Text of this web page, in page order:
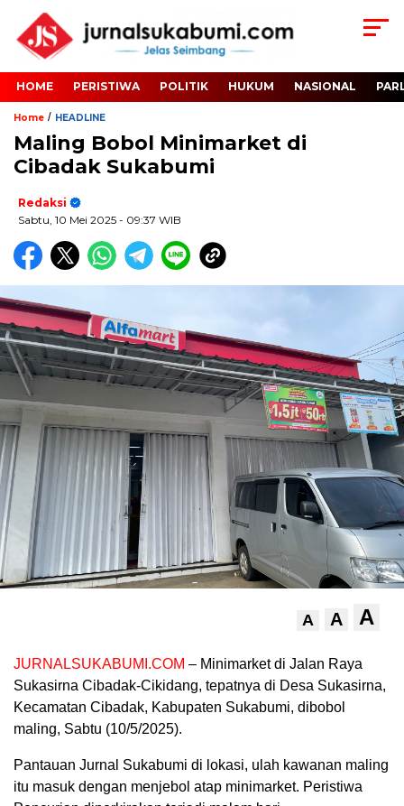
HOME PERISTIWA POLITIK HUKUM NASIONAL
Home / HEADLINE
Maling Bobol Minimarket di
Cibadak Sukabumi
Redaksi
Sabtu, 10 Mei 2025 - 09:37 WIB
A A A
JURNALSUKABUMI.COM – Minimarket di Jalan Raya
Sukasirna Cibadak-Cikidang, tepatnya di Desa Sukasirna,
Kecamatan Cibadak, Kabupaten Sukabumi, dibobol
maling, Sabtu (10/5/2025).
Pantauan Jurnal Sukabumi di lokasi, ulah kawanan maling
itu masuk dengan menjebol atap minimarket. Peristiwa